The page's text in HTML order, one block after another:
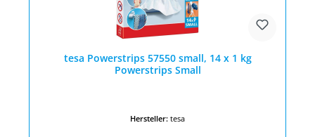
tesa Powerstrips 57550 small, 14 x 1 kg
Powerstrips Small
Hersteller: tesa